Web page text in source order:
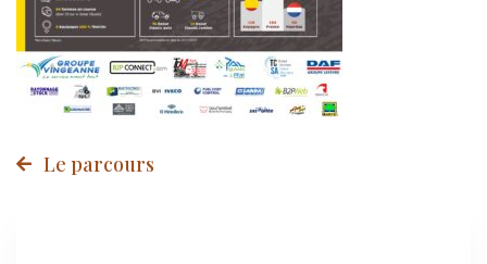
Post
Le parcours